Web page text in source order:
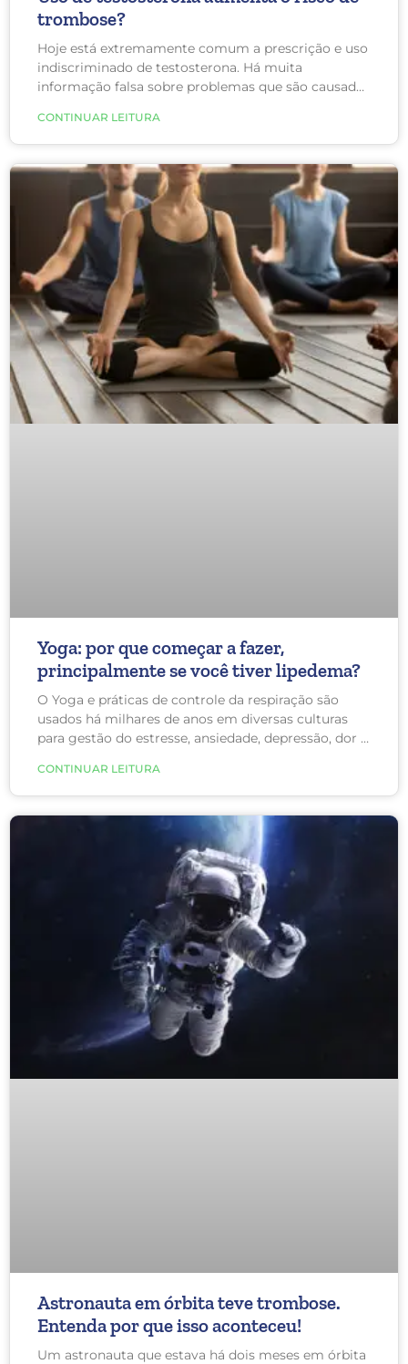
trombose?
Hoje está extremamente comum a prescrição e uso
indiscriminado de testosterona. Há muita
informação falsa sobre problemas que são causados
precisa ser reposta com riscos mínimos para a
saúde. Contudo, um recente estudo realizado com
mais de 39 mil homens evidenciou o risco de
trombose em usuários de testosterona!
CONTINUAR LEITURA
Yoga: por que começar a fazer,
principalmente se você tiver lipedema?
O Yoga e práticas de controle da respiração são
usados há milhares de anos em diversas culturas
para gestão do estresse, ansiedade, depressão, dor e
acreditou-se que isso era apenas modismo e que os
benefícios não eram comprovados. Porém,
verificou-se que a prática de yoga realmente pode
contribuir para melhorar os sintomas de depressão
e ansiedade, além do lipedema.
CONTINUAR LEITURA
Astronauta em órbita teve trombose.
Entenda por que isso aconteceu!
Um astronauta que estava há dois meses em órbita